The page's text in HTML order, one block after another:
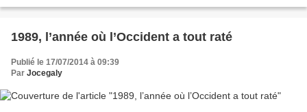
1989, l’année où l’Occident a tout raté
Publié le 17/07/2014 à 09:39
Par Jocegaly